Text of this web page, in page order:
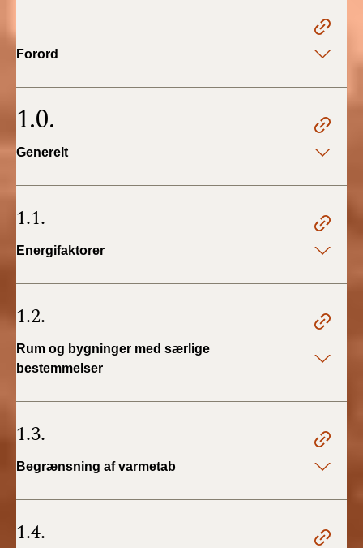
BR18 (1/1 - 30/6
2021)
BR18 (4/7-31/12
BR18 (1/7-31/12
Forord
1.0.
Generelt
1.1.
Energifaktorer
1.2.
Rum og bygninger med særlige
bestemmelser
1.3.
Begrænsning af varmetab
1.4.